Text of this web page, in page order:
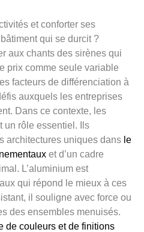
et conforter ses
qui se durcit ?
aux chants des sirènes qui
prix comme seule variable
facteurs de différenciation à
auxquels les entreprises
Dans ce contexte, les
un rôle essentiel. Ils
architectures uniques dans le
et d’un cadre
L’aluminium est
qui répond le mieux à ces
il souligne avec force ou
des ensembles menuisés.
de couleurs et de finitions